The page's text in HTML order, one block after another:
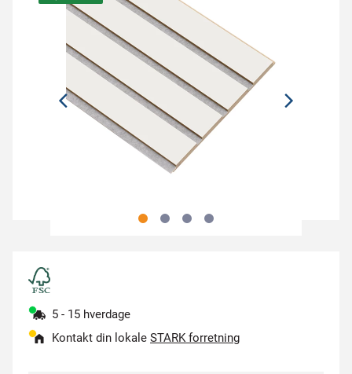
5 - 15 hverdage
Kontakt din lokale STARK forretning